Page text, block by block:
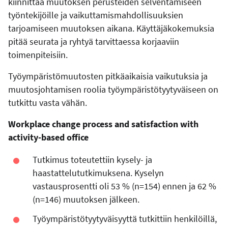
työntekijöille ja vaikuttamismahdollisuuksien
tarjoamiseen muutoksen aikana. Käyttäjäkokemuksia
pitää seurata ja ryhtyä tarvittaessa korjaaviin
toimenpiteisiin.
Työympäristömuutosten pitkäaikaisia vaikutuksia ja
muutosjohtamisen roolia työympäristötyytyväiseen on
tutkittu vasta vähän.
Workplace change process and satisfaction with
activity-based office
Tutkimus toteutettiin kysely- ja
haastattelututkimuksena. Kyselyn
vastausprosentti oli53 % (n=154) ennen ja 62 %
(n=146) muutoksen jälkeen.
Työympäristötyytyväisyyttä tutkittiin henkilöillä,